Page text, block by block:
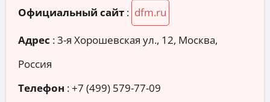
Официальный сайт : dfm.ru
Адрес :3-я Хорошевская ул., 12, Москва,
Россия
Телефон :+7 (499) 579-77-09